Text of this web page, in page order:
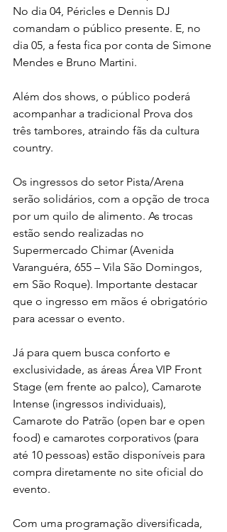
No dia 04, Péricles e Dennis DJ
comandam o público presente. E, no
dia 05, a festa fica por conta de Simone
Mendes e Bruno Martini.
Além dos shows, o público poderá
acompanhar a tradicional Prova dos
três tambores, atraindo fãs da cultura
country.
Os ingressos do setor Pista/Arena
serão solidários, com a opção de troca
por um quilo de alimento. As trocas
estão sendo realizadas no
Supermercado Chimar (Avenida
Varanguéra, 655 – Vila São Domingos,
em São Roque). Importante destacar
que o ingresso em mãos é obrigatório
para acessar o evento.
Já para quem busca conforto e
exclusividade, as áreas Área VIP Front
Stage (em frente ao palco), Camarote
Intense (ingressos individuais),
Camarote do Patrão (open bar e open
food) e camarotes corporativos (para
até 10 pessoas) estão disponíveis para
compra diretamente no site oficial do
evento.
Com uma programação diversificada,